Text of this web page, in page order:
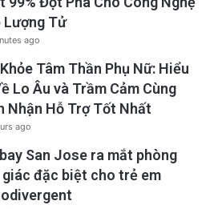
Lượng Tử
ago
Tâm Thần Phụ Nữ: Hiểu
Lo Âu và Trầm Cảm Cùng
Nhận Hỗ Trợ Tốt Nhất
ago
San Jose ra mắt phòng
giác đặc biệt cho trẻ em